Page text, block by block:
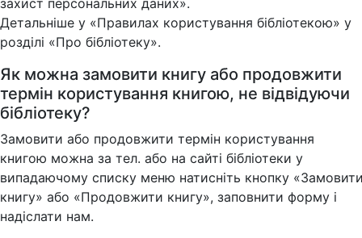
захист персональних даних».
Детальніше у «Правилах користування бібліотекою» у
розділі «Про бібліотеку».
Як можна замовити книгу або продовжити
термін користування книгою, не відвідуючи
бібліотеку?
Замовити або продовжити термін користування
книгою можна за тел. або на сайті бібліотеки у
випадаючому списку меню натисніть кнопку
книгу» або «Продовжити книгу», заповнити форму і
надіслати нам.